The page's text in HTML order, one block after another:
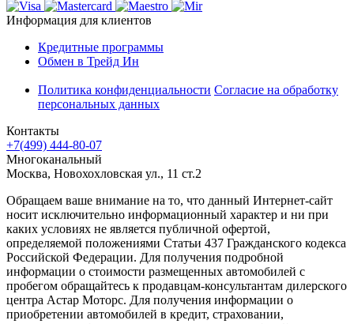
Информация для клиентов
Кредитные программы
Обмен в Трейд Ин
Политика конфиденциальности Согласие на обработку
персональных данных
Контакты
+7(499) 444-80-07
Многоканальный
Москва, Новохохловская ул., 11 ст.2
Обращаем ваше внимание на то, что данный Интернет-сайт
носит исключительно информационный характер и ни при
каких условиях не является публичной офертой,
определяемой положениями Статьи 437 Гражданского кодекса
Российской Федерации. Для получения подробной
информации о стоимости размещенных автомобилей с
пробегом обращайтесь к продавцам-консультантам дилерского
центра Астар Моторс. Для получения информации о
приобретении автомобилей в кредит, страховании,